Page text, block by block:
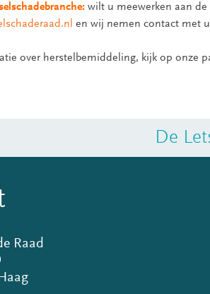
wilt u meewerken aan
en wij nemen contact met
over herstelbemiddeling, kijk op onze
De
Raad